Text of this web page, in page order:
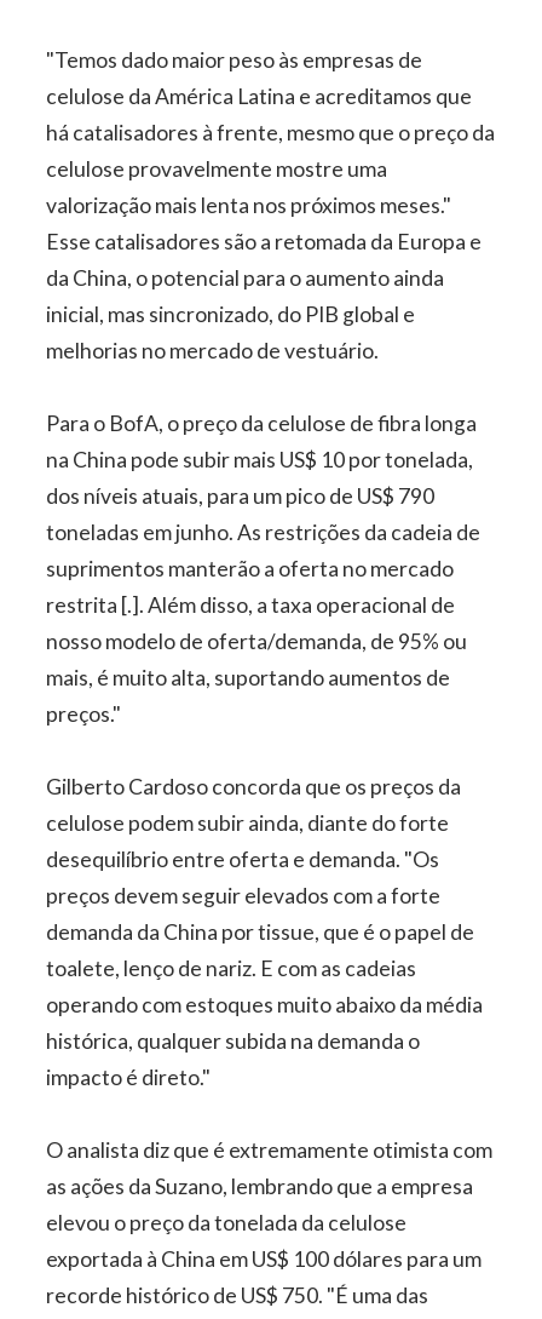
"Temos dado maior peso às empresas de
celulose da América Latina e acreditamos que
há catalisadores à frente, mesmo que o preço da
celulose provavelmente mostre uma
valorização mais lenta nos próximos meses."
Esse catalisadores são a retomada da Europa e
da China, o potencial para o aumento ainda
inicial, mas sincronizado, do PIB global e
melhorias no mercado de vestuário.
Para o BofA, o preço da celulose de fibra longa
na China pode subir mais US$ 10 por tonelada,
dos níveis atuais, para um pico de US$ 790
toneladas em junho. As restrições da cadeia de
suprimentos manterão a oferta no mercado
restrita [.]. Além disso, a taxa operacional de
nosso modelo de oferta/demanda, de 95% ou
mais, é muito alta, suportando aumentos de
preços."
Gilberto Cardoso concorda que os preços da
celulose podem subir ainda, diante do forte
desequilíbrio entre oferta e demanda. "Os
preços devem seguir elevados com a forte
demanda da China por tissue, que é o papel de
toalete, lenço de nariz. E com as cadeias
operando com estoques muito abaixo da média
histórica, qualquer subida na demanda o
impacto é direto."
O analista diz que é extremamente otimista com
as ações da Suzano, lembrando que a empresa
elevou o preço da tonelada da celulose
exportada à China em US$ 100 dólares para um
recorde histórico de US$ 750. "É uma das